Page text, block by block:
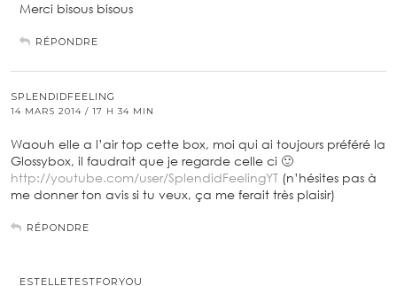
Merci bisous bisous
RÉPONDRE
SPLENDIDFEELING
14 MARS 2014 / 17 H 34 MIN
Waouh elle a l’air top cette box, moi qui ai toujours préféré la
Glossybox, il faudrait que je regarde celle ci 🙂
http://youtube.com/user/SplendidFeelingYT (n’hésites pas à
me donner ton avis si tu veux, ça me ferait très plaisir)
RÉPONDRE
ESTELLETESTFORYOU